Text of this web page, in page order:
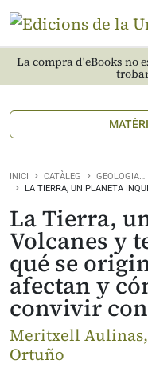
La compra d'eBooks no
INICI CATÀLEG
GEOLOGIA…
LA TIERRA, UN PLANETA
La Tierra,
Volcanes y
qué se
afectan y
convivir
Meritxell
Ortuño